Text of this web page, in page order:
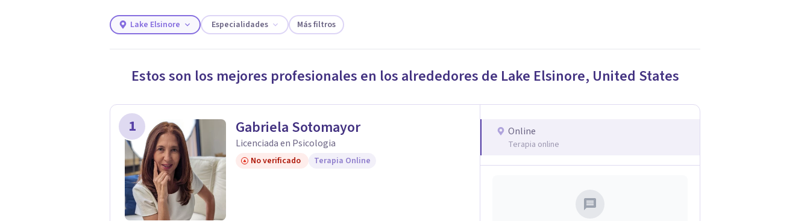
necesidades.
Responder cuestionario
Lake Elsinore Especialidades Más filtros
Estos son los mejores profesionales en los alrededores de Lake Elsinore, United States
1 Gabriela Sotomayor
Licenciada en Psicologia
No verificado Terapia Online
Online
Terapia online